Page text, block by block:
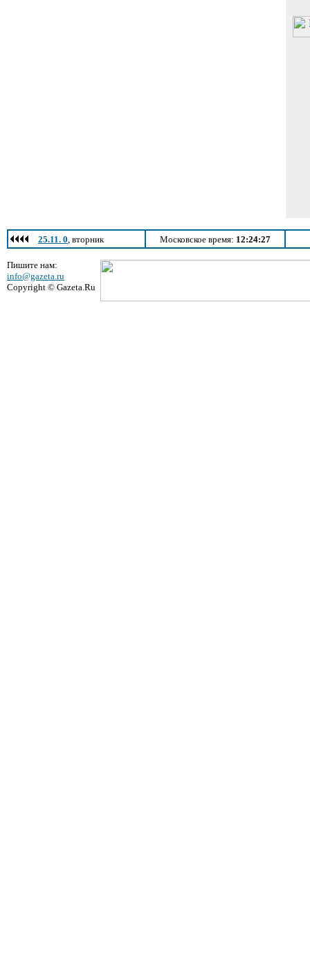
25.11. 0, вторник Московское время: 12:24:27
Пишите нам:
info@gazeta.ru
Copyright © Gazeta.Ru